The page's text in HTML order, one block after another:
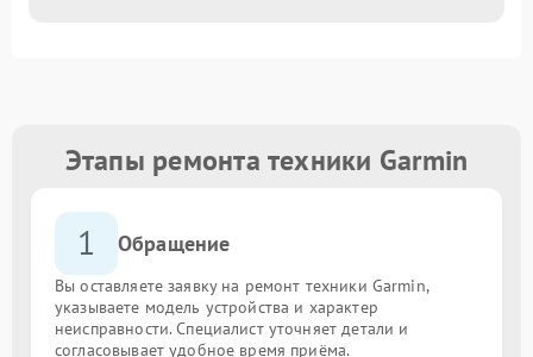
Этапы ремонта техники Garmin
1 Обращение
Вы оставляете заявку на ремонт техники Garmin,
указываете модель устройства и характер
неисправности. Специалист уточняет детали и
согласовывает удобное время приёма.